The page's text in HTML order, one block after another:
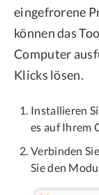
eingefrorene
können das
Computer
Klicks lösen.
Installieren
es auf Ihrem
Verbinden
Sie den